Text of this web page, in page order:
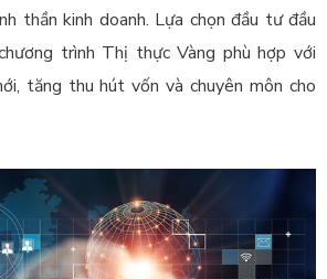
thần kinh doanh. Lựa chọn đầu tư đầu
trình Thị thực Vàng phù hợp với
tăng thu hút vốn và chuyên môn cho